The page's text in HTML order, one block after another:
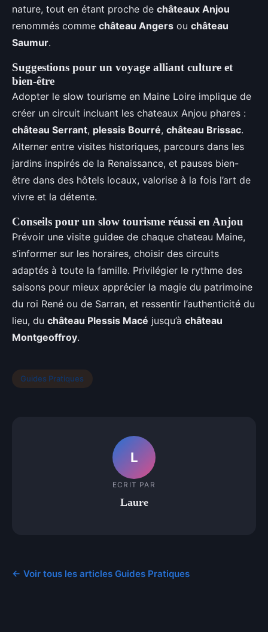
nature, tout en étant proche de châteaux Anjou
renommés comme château Angers ou château
Saumur.
Suggestions pour un voyage alliant culture et
bien-être
Adopter le slow tourisme en Maine Loire implique de
créer un circuit incluant les chateaux Anjou phares :
château Serrant, plessis Bourré, château Brissac.
Alterner entre visites historiques, parcours dans les
jardins inspirés de la Renaissance, et pauses bien-
être dans des hôtels locaux, valorise à la fois l’art de
vivre et la détente.
Conseils pour un slow tourisme réussi en Anjou
Prévoir une visite guidee de chaque chateau Maine,
s’informer sur les horaires, choisir des circuits
adaptés à toute la famille. Privilégier le rythme des
saisons pour mieux apprécier la magie du patrimoine
du roi René ou de Sarran, et ressentir l’authenticité du
lieu, du château Plessis Macé jusqu’à château
Montgeoffroy.
Guides Pratiques
L
ECRIT PAR
Laure
← Voir tous les articles Guides Pratiques